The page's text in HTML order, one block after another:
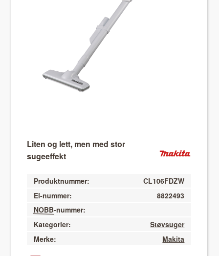
Liten og lett, men med stor
sugeeffekt
Produktnummer:
CL106FDZW
El-nummer:
8822493
NOBB-nummer:
Kategorier:
Støvsuger
Merke:
Makita